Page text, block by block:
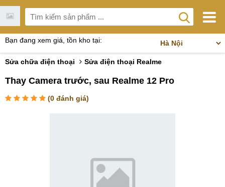
Bạn đang xem giá, tồn kho tại:
Sửa chữa điện thoại Sửa điện thoại Realme
Thay Camera trước, sau Realme 12 Pro
(0 đánh giá)